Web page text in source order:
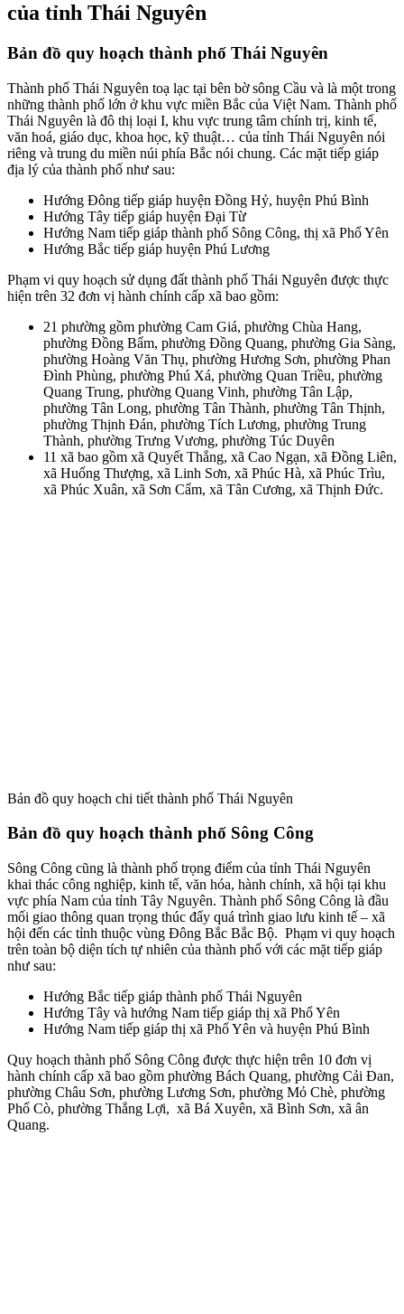
của tỉnh Thái Nguyên
Bản đồ quy hoạch thành phố Thái Nguyên
Thành phố Thái Nguyên toạ lạc tại bên bờ sông Cầu và là một trong
những thành phố lớn ở khu vực miền Bắc của Việt Nam. Thành phố
Thái Nguyên là đô thị loại I, khu vực trung tâm chính trị, kinh tế,
văn hoá, giáo dục, khoa học, kỹ thuật… của tỉnh Thái Nguyên nói
riêng và trung du miền núi phía Bắc nói chung. Các mặt tiếp giáp
địa lý của thành phố như sau:
Hướng Đông tiếp giáp huyện Đồng Hỷ, huyện Phú Bình
Hướng Tây tiếp giáp huyện Đại Từ
Hướng Nam tiếp giáp thành phố Sông Công, thị xã Phổ Yên
Hướng Bắc tiếp giáp huyện Phú Lương
Phạm vi quy hoạch sử dụng đất thành phố Thái Nguyên được thực
hiện trên 32 đơn vị hành chính cấp xã bao gồm:
21 phường gồm phường Cam Giá, phường Chùa Hang,
phường Đồng Bẩm, phường Đồng Quang, phường Gia Sàng,
phường Hoàng Văn Thụ, phường Hương Sơn, phường Phan
Đình Phùng, phường Phú Xá, phường Quan Triều, phường
Quang Trung, phường Quang Vinh, phường Tân Lập,
phường Tân Long, phường Tân Thành, phường Tân Thịnh,
phường Thịnh Đán, phường Tích Lương, phường Trung
Thành, phường Trưng Vương, phường Túc Duyên
11 xã bao gồm xã Quyết Thắng, xã Cao Ngạn, xã Đồng Liên,
xã Huống Thượng, xã Linh Sơn, xã Phúc Hà, xã Phúc Trìu,
xã Phúc Xuân, xã Sơn Cẩm, xã Tân Cương, xã Thịnh Đức.
Bản đồ quy hoạch chi tiết thành phố Thái Nguyên
Bản đồ quy hoạch thành phố Sông Công
Sông Công cũng là thành phố trọng điểm của tỉnh Thái Nguyên
khai thác công nghiệp, kinh tế, văn hóa, hành chính, xã hội tại khu
vực phía Nam của tỉnh Tây Nguyên. Thành phố Sông Công là đầu
mối giao thông quan trọng thúc đẩy quá trình giao lưu kinh tế – xã
hội đến các tỉnh thuộc vùng Đông Bắc Bắc Bộ. Phạm vi quy hoạch
trên toàn bộ diện tích tự nhiên của thành phố với các mặt tiếp giáp
như sau:
Hướng Bắc tiếp giáp thành phố Thái Nguyên
Hướng Tây và hướng Nam tiếp giáp thị xã Phổ Yên
Hướng Nam tiếp giáp thị xã Phổ Yên và huyện Phú Bình
Quy hoạch thành phố Sông Công được thực hiện trên 10 đơn vị
hành chính cấp xã bao gồm phường Bách Quang, phường Cải Đan,
phường Châu Sơn, phường Lương Sơn, phường Mỏ Chè, phường
Phố Cò, phường Thắng Lợi, xã Bá Xuyên, xã Bình Sơn, xã ân
Quang.